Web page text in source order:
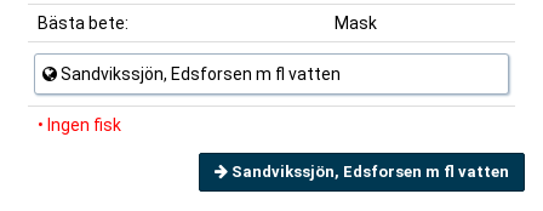
Bästa bete:
Mask
Sandvikssjön, Edsforsen m fl vatten
• Ingen fisk
Sandvikssjön, Edsforsen m fl vatten